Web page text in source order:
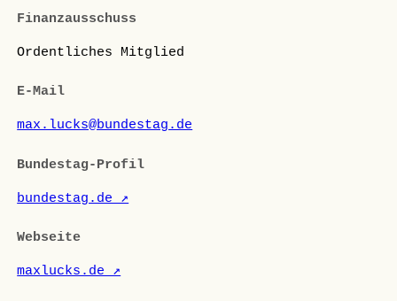
Finanzausschuss
Ordentliches Mitglied
E-Mail
max.lucks@bundestag.de
Bundestag-Profil
bundestag.de ↗
Webseite
maxlucks.de ↗